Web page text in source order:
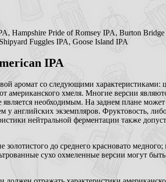
Hampshire Pride of Romsey IPA, Burton
Fuggles IPA, Goose Island IPA
IPA
аромат со следующими
хмеля. Многие версии
необходимым. На заднем плане
у английских экземпляров. Фруктовость,
нейтральной ферментации также
золотистого до среднего красновато
сухо охмеленные версии могут